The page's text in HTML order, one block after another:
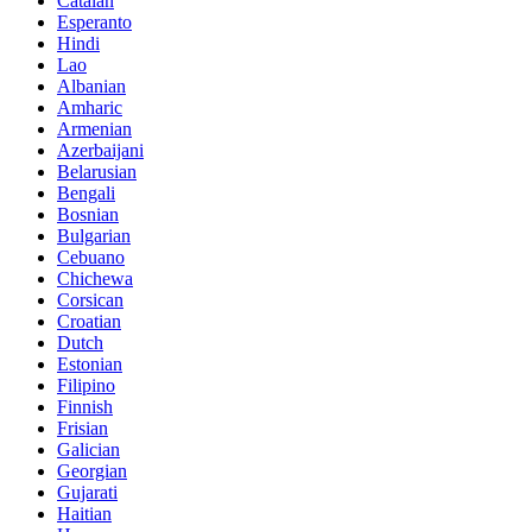
Esperanto
Hindi
Lao
Albanian
Amharic
Armenian
Azerbaijani
Belarusian
Bengali
Bosnian
Bulgarian
Cebuano
Chichewa
Corsican
Croatian
Dutch
Estonian
Filipino
Finnish
Frisian
Galician
Georgian
Gujarati
Haitian